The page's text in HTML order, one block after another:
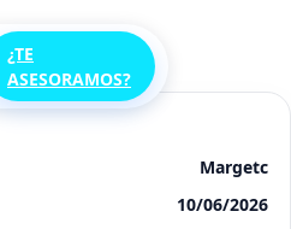
¿TE
ASESORAMOS?
Margetc
10/06/2026